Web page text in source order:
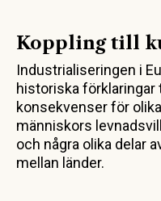
Koppling till
Industrialiseringen i
historiska
konsekvenser för
människors
och några olika delar
mellan länder.